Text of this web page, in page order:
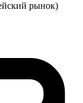
рынок)